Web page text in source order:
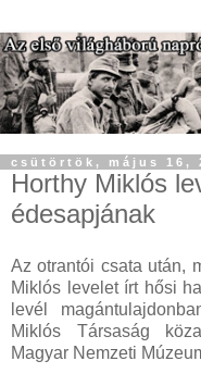
csütörtök, május 16,
Horthy Miklós
édesapjának
Az otrantói csata után,
Miklós levelet írt hősi
levél
Miklós Társaság
Magyar Nemzeti